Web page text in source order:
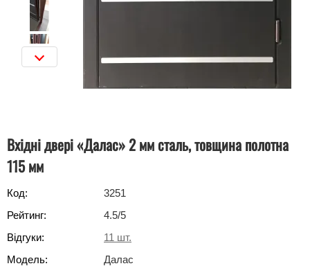
Вхідні двері «Далас» 2 мм сталь, товщина полотна
115 мм
Код:
3251
Рейтинг:
4.5/5
Відгуки:
11 шт.
Модель:
Далас